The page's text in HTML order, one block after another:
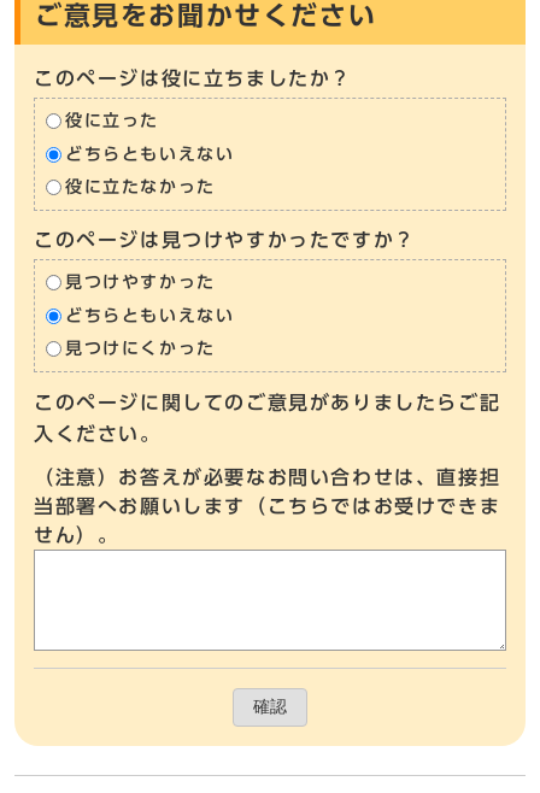
ご意見をお聞かせください
このページは役に立ちましたか？
役に立った
どちらともいえない
役に立たなかった
このページは見つけやすかったですか？
見つけやすかった
どちらともいえない
見つけにくかった
このページに関してのご意見がありましたらご記
入ください。
（注意）お答えが必要なお問い合わせは、直接担
当部署へお願いします（こちらではお受けできま
せん）。
確認